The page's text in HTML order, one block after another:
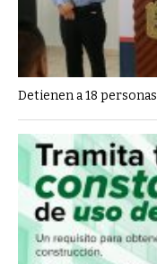
Detienen a 18